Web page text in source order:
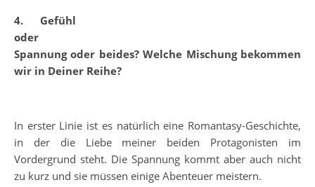
4. Gefühl
oder
Spannung oder beides? Welche Mischung bekommen
wir in Deiner Reihe?
In erster Linie ist es natürlich eine Romantasy-Geschichte,
in der die Liebe meiner beiden Protagonisten im
Vordergrund steht. Die Spannung kommt aber auch nicht
zu kurz und sie müssen einige Abenteuer meistern.